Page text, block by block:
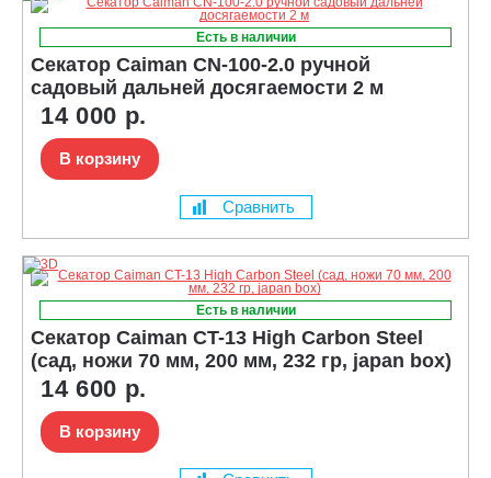
Есть в наличии
Секатор Caiman CN-100-2.0 ручной
садовый дальней досягаемости 2 м
14 000 р.
В корзину
Сравнить
Есть в наличии
Секатор Caiman CT-13 High Carbon Steel
(сад, ножи 70 мм, 200 мм, 232 гр, japan box)
14 600 р.
В корзину